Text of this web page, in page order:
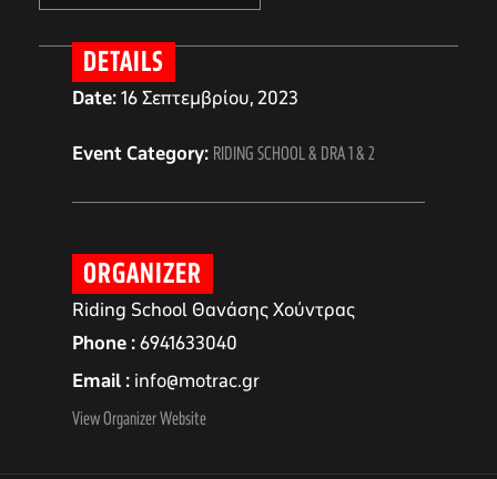
DETAILS
Date:16 Σεπτεμβρίου, 2023
Event Category: RIDING SCHOOL & DRA 1 & 2
ORGANIZER
Riding School Θανάσης Χούντρας
Phone 6941633040
Email info@motrac.gr
View Organizer Website